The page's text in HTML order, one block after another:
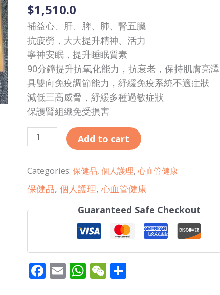
$1,510.0
補益心、肝、脾、肺、腎五臟
抗疲勞，大大提升精神、活力
寧神安眠，提升睡眠質素
90分鐘提升抗氧化能力，抗衰老，保持肌膚亮澤
具雙向免疫調節能力，紓緩免疫系統不適症狀
減低三高威脅，紓緩多種過敏症狀
保護腎組織免受損害
|
五
色
靈
芝
72
粒
x
2
知
音
蟲
草
10
粒
Add to cart
Categories:保健品,個人護理,心血管健康
保健品,個人護理,心血管健康
Guaranteed Safe Checkout
Facebook
EmailWhatsApp
WeChat